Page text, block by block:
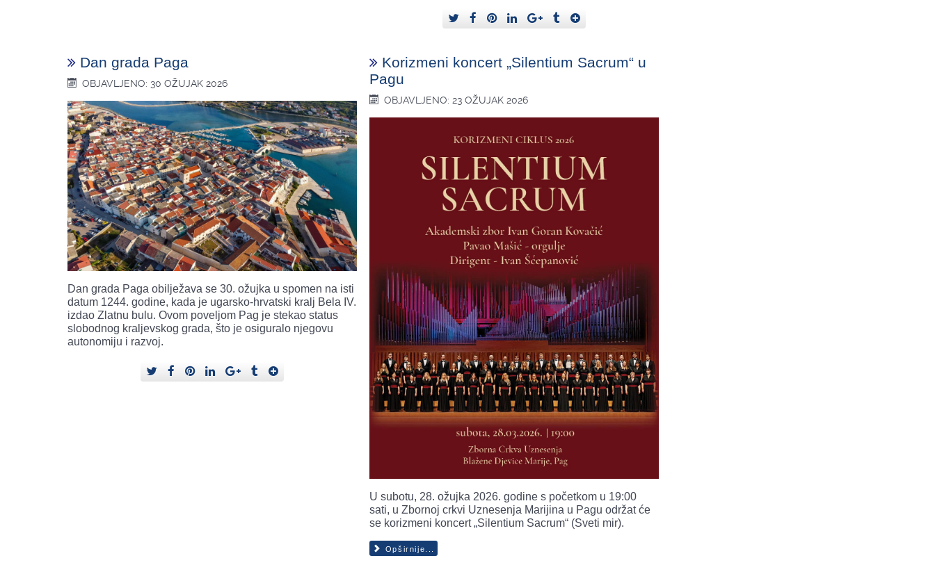
Dan grada Paga
OBJAVLJENO: 30 OŽUJAK 2026
Dan grada Paga obilježava se 30. ožujka u spomen na isti
datum 1244. godine, kada je ugarsko-hrvatski kralj Bela IV.
izdao Zlatnu bulu. Ovom poveljom Pag je stekao status
slobodnog kraljevskog grada, što je osiguralo njegovu
autonomiju i razvoj.
Korizmeni koncert „Silentium Sacrum“ u
Pagu
OBJAVLJENO: 23 OŽUJAK 2026
U subotu, 28. ožujka 2026. godine s početkom u 19:00
sati, u Zbornoj crkvi Uznesenja Marijina u Pagu održat će
se korizmeni koncert „Silentium Sacrum“ (Sveti mir).
Opširnije...